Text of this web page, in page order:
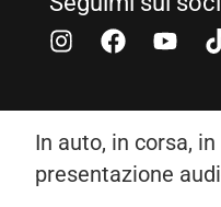
In auto, in corsa,
presentazione